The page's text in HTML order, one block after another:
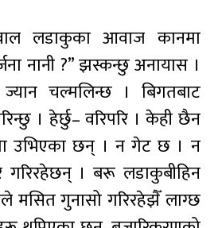
लडाकुका आवाज कानमा
नानी ?” झस्कन्छु अनायास ।
ज्यान चल्मलिन्छ । बिगतबाट
। हेर्छु– वरिपरि । केही छैन
उभिएका छन् । न गेट छ । न
गरिरहेछन् । बरू लडाकुबीहिन
मसित गुनासो गरिरहेझैँ लाग्छ